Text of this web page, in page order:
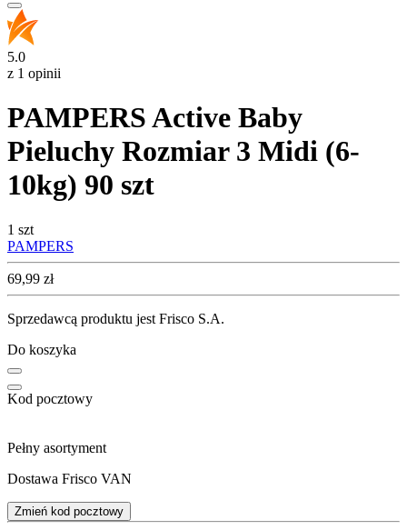
5.0
z 1 opinii
PAMPERS Active Baby
Pieluchy Rozmiar 3 Midi (6-
10kg) 90 szt
1 szt
PAMPERS
Cena
69,99 zł
Sprzedawcą produktu jest Frisco S.A.
Do koszyka
Kod pocztowy
Pełny asortyment
Dostawa Frisco VAN
Zmień kod pocztowy